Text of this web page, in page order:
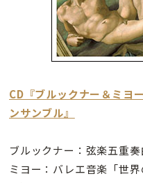
CD『ブルックナー＆ミヨ
ンサンブル』
ブルックナー：弦楽五重
ミヨー：バレエ音楽「世